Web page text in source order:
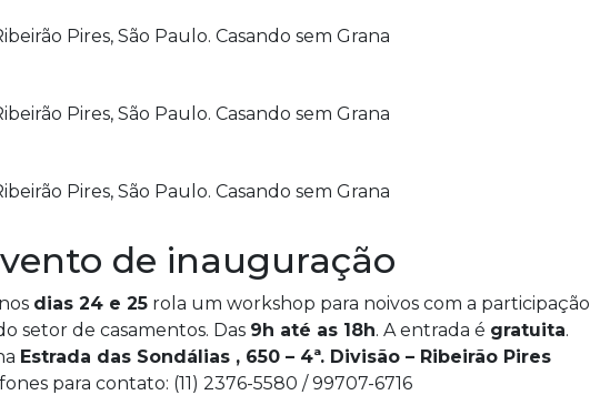
de inauguração
dias 24 e 25 rola um workshop para noivos com a participação
setor de casamentos. Das 9h até as 18h. A entrada é gratuita.
Estrada das Sondálias , 650 – 4ª. Divisão – Ribeirão Pires
para contato: (11) 2376-5580 / 99707-6716